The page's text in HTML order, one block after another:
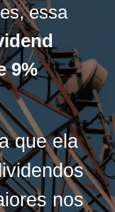
essa
9%
essa
9%
que ela
nos
que ela
nos